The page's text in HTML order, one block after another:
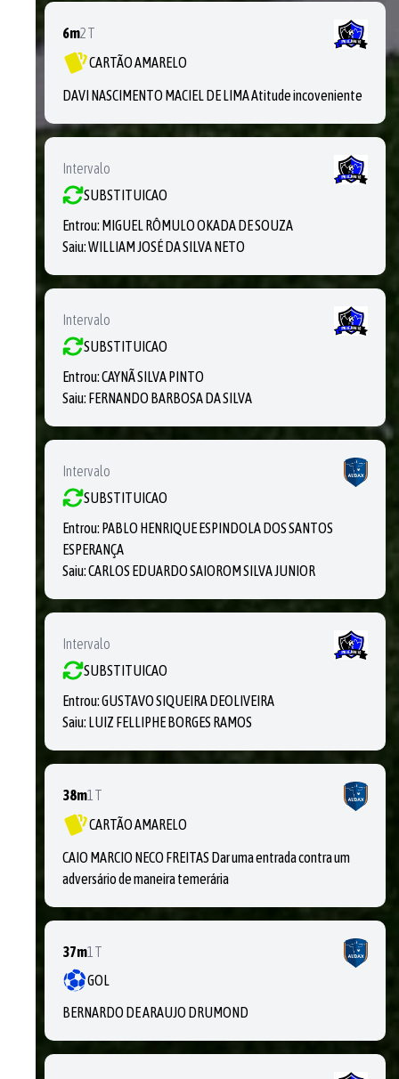
6m2T
CARTÃO AMARELO
DAVI NASCIMENTO MACIEL DE LIMA Atitude incoveniente
Intervalo
SUBSTITUICAO
Entrou: MIGUEL RÔMULO OKADA DE SOUZA
Saiu:WILLIAM JOSÉ DA SILVA NETO
Intervalo
SUBSTITUICAO
Entrou:CAYNÃ SILVA PINTO
Saiu: FERNANDO BARBOSA DA SILVA
Intervalo
SUBSTITUICAO
Entrou: PABLO HENRIQUE ESPINDOLA DOS SANTOS
ESPERANÇA
Saiu:CARLOS EDUARDO SAIOROM SILVA JUNIOR
Intervalo
SUBSTITUICAO
Entrou:GUSTAVO SIQUEIRA DEOLIVEIRA
Saiu: LUIZ FELLIPHE BORGES RAMOS
38m1T
CARTÃO AMARELO
CAIO MARCIO NECO FREITAS Dar uma entrada contra um
adversário de maneira temerária
37m1T
GOL
BERNARDO DE ARAUJO DRUMOND